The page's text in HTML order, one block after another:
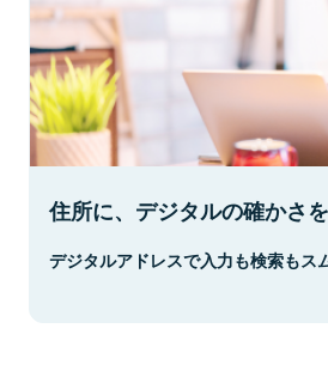
住所に、デジタルの確かさを
デジタルアドレスで入力も検索もス